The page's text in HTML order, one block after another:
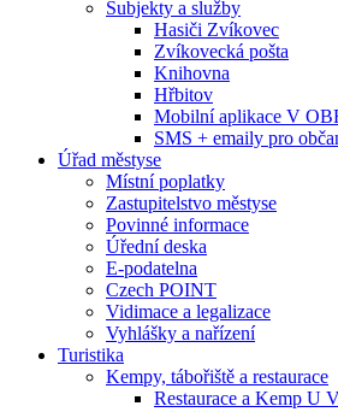
Subjekty a služby
Hasiči Zvíkovec
Zvíkovecká pošta
Knihovna
Hřbitov
Mobilní aplikace V
SMS + emaily pro
Úřad městyse
Místní poplatky
Zastupitelstvo městyse
Povinné informace
Úřední deska
E-podatelna
Czech POINT
Vidimace a legalizace
Vyhlášky a nařízení
Turistika
Kempy, tábořiště a restaurace
Restaurace a Kemp U